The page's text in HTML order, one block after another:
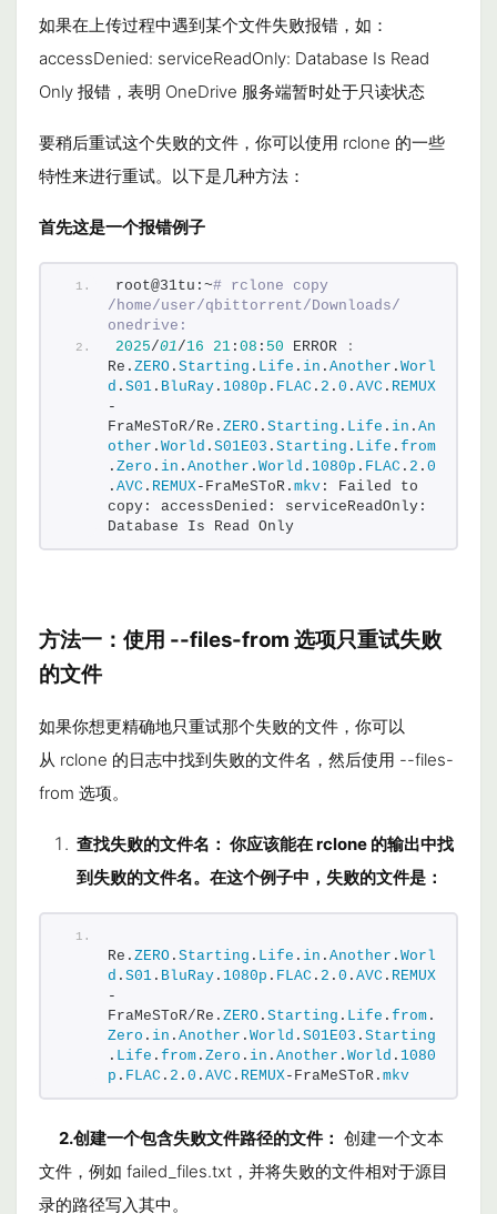
如果在上传过程中遇到某个文件失败报错，如：
accessDenied: serviceReadOnly: Database Is Read
Only 报错，表明 OneDrive 服务端暂时处于只读状态
要稍后重试这个失败的文件，你可以使用 rclone 的一些
特性来进行重试。以下是几种方法：
首先这是一个报错例子
root@31tu:~# rclone copy
/home/user/qbittorrent/Downloads/
onedrive:
2025/01/16 21 : 08 : 50 ERROR
:
Re. ZERO . Starting . Life . in . Another . Worl
d . S01 . BluRay . 1080p . FLAC . 2 . 0 . AVC . REMUX
-
FraMeSToR/Re. ZERO . Starting . Life . in . An
other . World . S01E03 . Starting . Life . from
. Zero . in . Another . World . 1080p . FLAC . 2 . 0
. AVC . REMUX-FraMeSToR. mkv : Failed to
copy: accessDenied: serviceReadOnly:
Database Is Read Only
方法一：使用 --files-from 选项只重试失败
的文件
如果你想更精确地只重试那个失败的文件，你可以
从 rclone 的日志中找到失败的文件名，然后使用 --files-
from 选项。
查找失败的文件名： 你应该能在rclone 的输出中找
到失败的文件名。在这个例子中，失败的文件是：
Re. ZERO . Starting . Life . in . Another . Worl
d . S01 . BluRay . 1080p . FLAC . 2 . 0 . AVC . REMUX
-
FraMeSToR/Re. ZERO . Starting . Life . from .
Zero . in . Another . World . S01E03 . Starting
. Life . from . Zero . in . Another . World . 1080
p . FLAC . 2 . 0 . AVC . REMUX-FraMeSToR. mkv
2.创建一个包含失败文件路径的文件： 创建一个文本
文件，例如 failed_files.txt ，并将失败的文件相对于源目
录的路径写入其中。